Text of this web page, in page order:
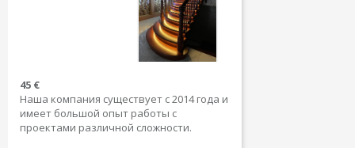
45 €
Наша компания существует с 2014 года и
имеет большой опыт работы с
проектами различной сложности.